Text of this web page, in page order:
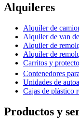
Alquileres
Alquiler de
Alquiler de van
Alquiler de
Alquiler de
Carritos y
Contenedores
Unidades de
Cajas de plástico
Productos y